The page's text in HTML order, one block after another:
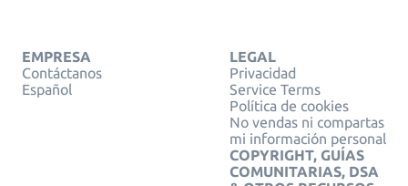
EMPRESA
Contáctanos
Español
LEGAL
Privacidad
Service Terms
Política de cookies
No vendas ni compartas
mi información personal
COPYRIGHT, GUÍAS
COMUNITARIAS, DSA